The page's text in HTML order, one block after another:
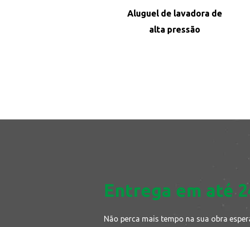
Aluguel de lavadora de
alta pressão
Entrega em até
Não perca mais tempo na sua obra